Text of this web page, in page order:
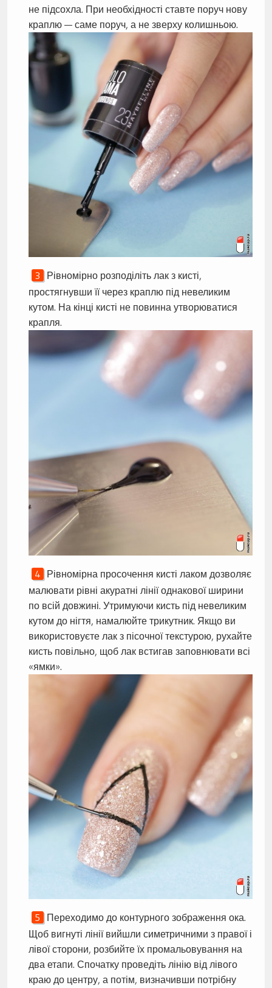
не підсохла. При необхідності ставте поруч нову
краплю — саме поруч, а не зверху колишньою.
Рівномірно розподіліть лак з кисті,
простягнувши її через краплю під невеликим
кутом. На кінці кисті не повинна утворюватися
крапля.
Рівномірна просочення кисті лаком дозволяє
малювати рівні акуратні лінії однакової ширини
по всій довжині. Утримуючи кисть під невеликим
кутом до нігтя, намалюйте трикутник. Якщо ви
використовуєте лак з пісочної текстурою, рухайте
кисть повільно, щоб лак встигав заповнювати всі
«ямки».
Переходимо до контурного зображення ока.
Щоб вигнуті лінії вийшли симетричними з правої і
лівої сторони, розбийте їх промальовування на
два етапи. Спочатку проведіть лінію від лівого
краю до центру, а потім, визначивши потрібну